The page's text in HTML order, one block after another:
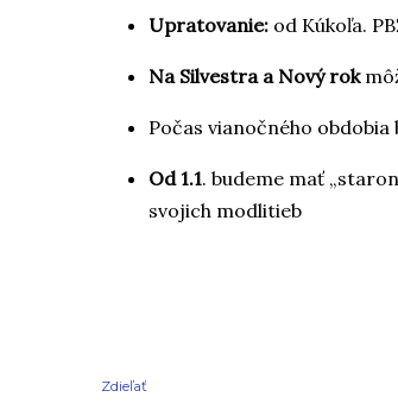
Upratovanie: od Kúkoľa.
Na Silvestra a Nový rok
Počas vianočného obdobia
Od 1.1. budeme mať
svojich modlitieb
Zdieľať